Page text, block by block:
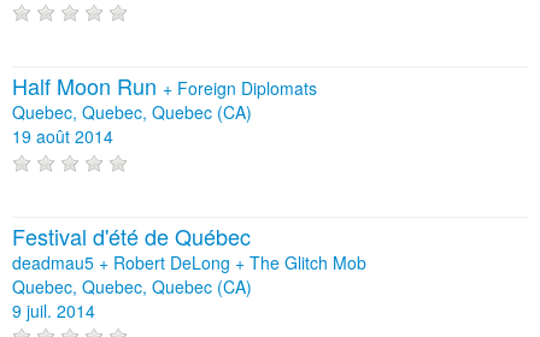
Half Moon Run + Foreign Diplomats
Quebec, Quebec, Quebec (CA)
19 août 2014
Festival d'été de Québec
deadmau5 + Robert DeLong + The Glitch Mob
Quebec, Quebec, Quebec (CA)
9 juil. 2014